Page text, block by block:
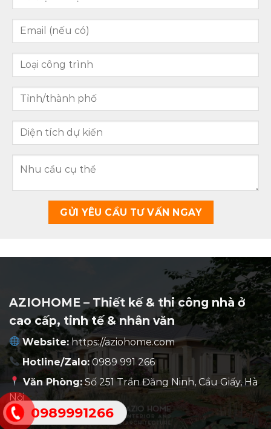
0989991266
AZIOHOME – Thiết kế & thi công nhà ở
cao cấp, tinh tế & nhân văn
Website: https://aziohome.com
Hotline/Zalo:0989 991 266
Văn Phòng: Số 251 Trần Đăng Ninh, Cầu Giấy, Hà
Nội